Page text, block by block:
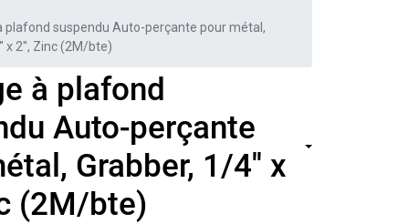
plafond suspendu Auto-perçante pour métal,
x 2'', Zinc (2M/bte)
à plafond
Auto-perçante
Grabber, 1/4'' x
(2M/bte)